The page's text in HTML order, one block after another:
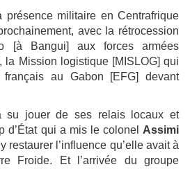
militaire en Centrafrique
avec la rétrocession
[à Bangui] aux forces armées
la Mission logistique [MISLOG] qui
au Gabon [EFG] devant
su jouer de ses relais locaux et
d’État qui a mis le colonel Assimi
restaurer l’influence qu’elle avait à
Froide. Et l’arrivée du groupe